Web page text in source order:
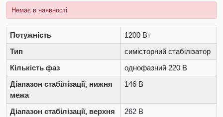
Немає в наявності
Потужність
1200 Вт
Тип
симісторний стабілізатор
Кількість фаз
однофазний 220 В
Діапазон стабілізації, нижня
межа
146 В
Діапазон стабілізації, верхня
262 В